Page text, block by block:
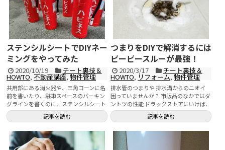
ステンシルシートでDIYネー
ミングをやってみた
2020/10/19 チート裏技＆
HOWTO, 不動産講座,物件管理
共用部にある消火器や、三角コーンに名
前を書いたり、駐車スペースのパーキン
グラインを書くのに、ステンシルシート
を自作でつくりました。 ...
記事を読む
つまりをDIYで解消するには
ピーピースルーが最強！
2020/3/17 チート裏技＆
HOWTO, リフォーム,物件管理
排水管のつまりや 排水溝からのニオイ
困っていませんか？ 市販品のなかではダ
ントツの性能 ドラッグストアにいけば、
パイプフィ...
記事を読む